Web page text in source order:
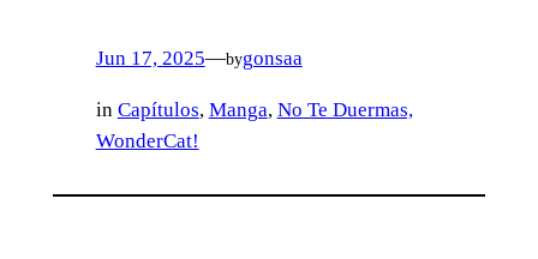
Jun 17, 2025—bygonsaa
in Capítulos, Manga, No Te Duermas,
WonderCat!